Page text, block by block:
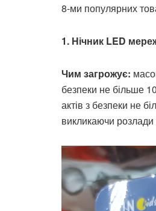
8-ми популярних
1. Нічник LED
Чим загрожує:
безпеки не більше
актів з безпеки не
викликаючи розлади